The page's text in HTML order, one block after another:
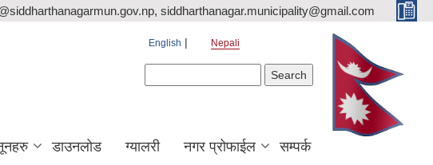
siddharthanagar.municipality@gmail.com
English Nepali
डाउनलोड ग्यालरी नगर प्रोफाईल सम्पर्क